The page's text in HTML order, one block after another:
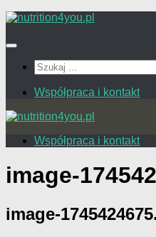
Przejdź
treści
Szukaj:
Współpraca i kontakt
Współpraca i kontakt
image-
image-